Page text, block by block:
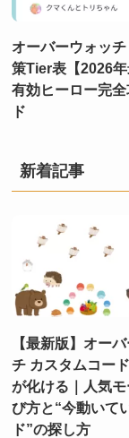
オーバーウォッ
策Tier表【2026年
有効ヒーロー完全
ド
新着記事
【最新版】オー
チ カスタムコー
が化ける｜人気
び方と“今動いて
ド”の探し方